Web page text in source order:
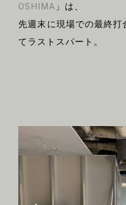
OSHIMA 」は、
先週末に現場での最終
てラストスパート。